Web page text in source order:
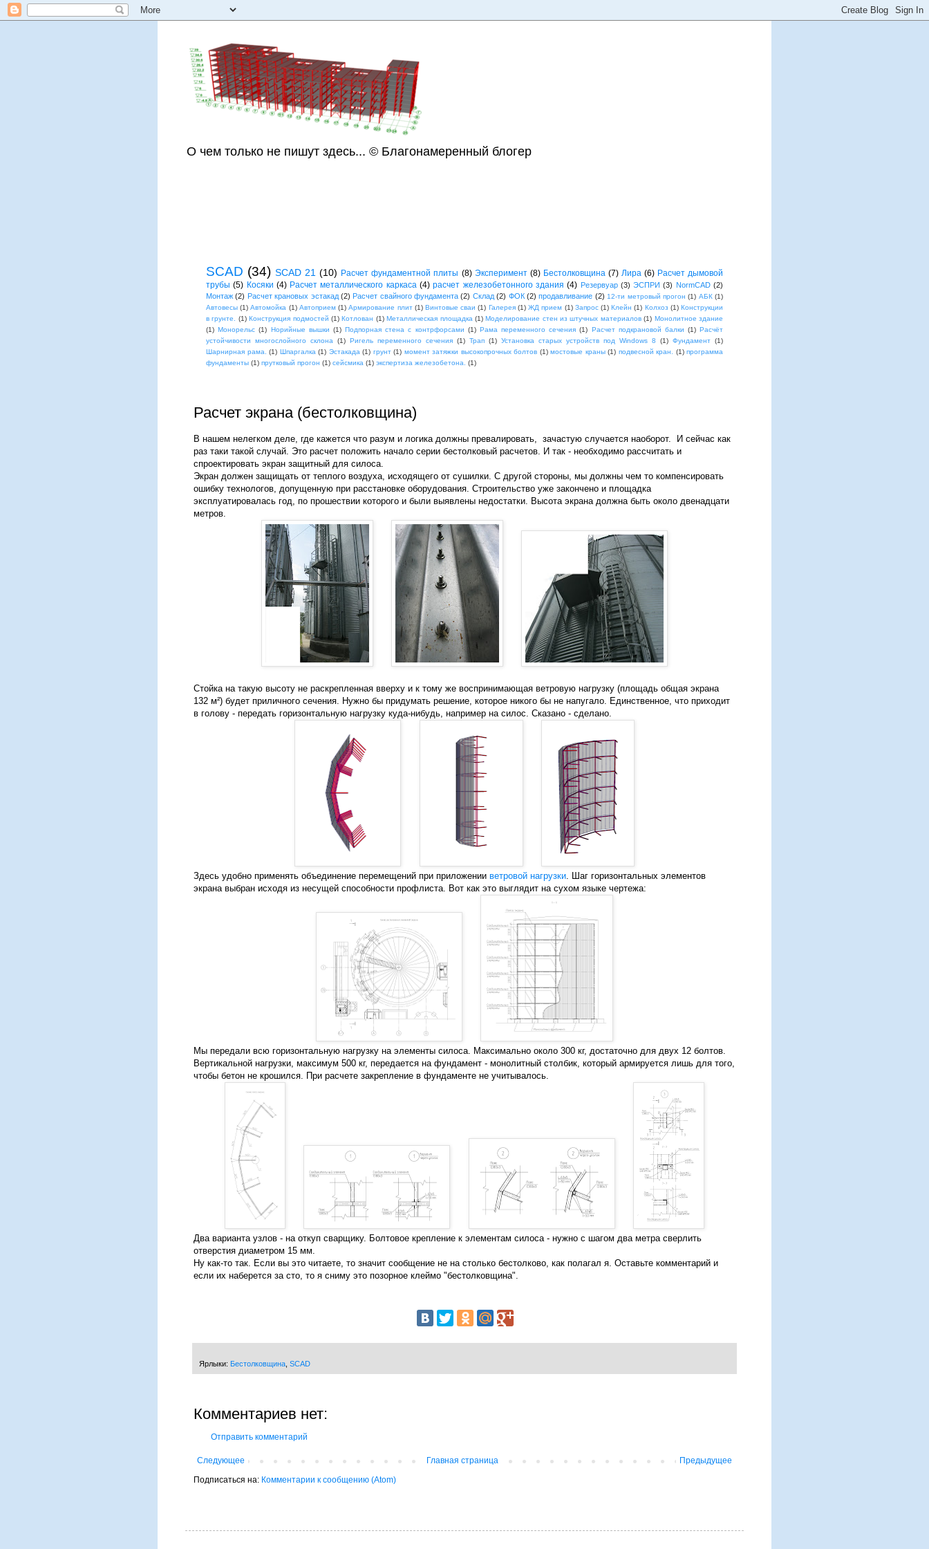
О чем только не пишут здесь... © Благонамеренный блогер
SCAD (34) SCAD 21 (10) Расчет фундаментной плиты (8) Эксперимент (8) Бестолковщина (7) Лира (6) Расчет дымовой
трубы (5) Косяки (4) Расчет металлического каркаса (4) расчет железобетонного здания (4) Резервуар (3) ЭСПРИ (3) NormCAD (2)
Монтаж (2) Расчет крановых эстакад (2) Расчет свайного фундамента (2) Склад (2) ФОК (2) продавливание (2) 12-ти метровый прогон (1) АБК (1)
Автовесы (1) Автомойка (1) Автоприем (1) Армирование плит (1) Винтовые сваи (1) Галерея (1) ЖД прием (1) Запрос (1) Клейн (1) Колхоз (1) Конструкции
в грунте.
(1) Конструкция подмостей (1) Котлован (1) Металлическая площадка (1) Моделирование стен из штучных материалов (1) Монолитное здание
(1) Монорельс (1) Норийные вышки (1) Подпорная стена с контрфорсами (1) Рама переменного сечения (1) Расчет подкрановой балки (1) Расчёт
устойчивости многослойного склона
(1) Ригель переменного сечения (1) Трап (1) Установка старых устройств под Windows 8 (1) Фундамент (1)
Шарнирная рама.
(1) Шпаргалка (1) Эстакада (1) грунт (1) момент затяжки высокопрочных болтов (1) мостовые краны (1) подвесной кран. (1) программа
фундаменты (1) прутковый прогон (1) сейсмика (1) экспертиза железобетона. (1)
Расчет экрана (бестолковщина)
В нашем нелегком деле, где кажется что разум и логика должны превалировать, зачастую случается наоборот. И сейчас как
раз таки такой случай. Это расчет положить начало серии бестолковый расчетов. И так - необходимо рассчитать и
спроектировать экран защитный для силоса.
Экран должен защищать от теплого воздуха, исходящего от сушилки. С другой стороны, мы должны чем то компенсировать
ошибку технологов, допущенную при расстановке оборудования. Строительство уже закончено и площадка
эксплуатировалась год, по прошествии которого и были выявлены недостатки. Высота экрана должна быть около двенадцати
метров.
Стойка на такую высоту не раскрепленная вверху и к тому же воспринимающая ветровую нагрузку (площадь общая экрана
132 м²) будет приличного сечения. Нужно бы придумать решение, которое никого бы не напугало. Единственное, что приходит
в голову - передать горизонтальную нагрузку куда-нибудь, например на силос. Сказано - сделано.
Здесь удобно применять объединение перемещений при приложении ветровой нагрузки . Шаг горизонтальных элементов
экрана выбран исходя из несущей способности профлиста. Вот как это выглядит на сухом языке чертежа:
Мы передали всю горизонтальную нагрузку на элементы силоса. Максимально около 300 кг, достаточно для двух 12 болтов.
Вертикальной нагрузки, максимум 500 кг, передается на фундамент - монолитный столбик, который армируется лишь для того,
чтобы бетон не крошился. При расчете закрепление в фундаменте не учитывалось.
Два варианта узлов - на откуп сварщику. Болтовое крепление к элементам силоса - нужно с шагом два метра сверлить
отверстия диаметром 15 мм.
Ну как-то так. Если вы это читаете, то значит сообщение не на столько бестолково, как полагал я. Оставьте комментарий и
если их наберется за сто, то я сниму это позорное клеймо "бестолковщина".
Ярлыки: Бестолковщина SCAD
Комментариев нет:
Отправить комментарий
Следующее Предыдущее
Главная страница
Подписаться на: Комментарии к сообщению (Atom)